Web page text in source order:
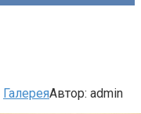
ГалереяАвтор: admin